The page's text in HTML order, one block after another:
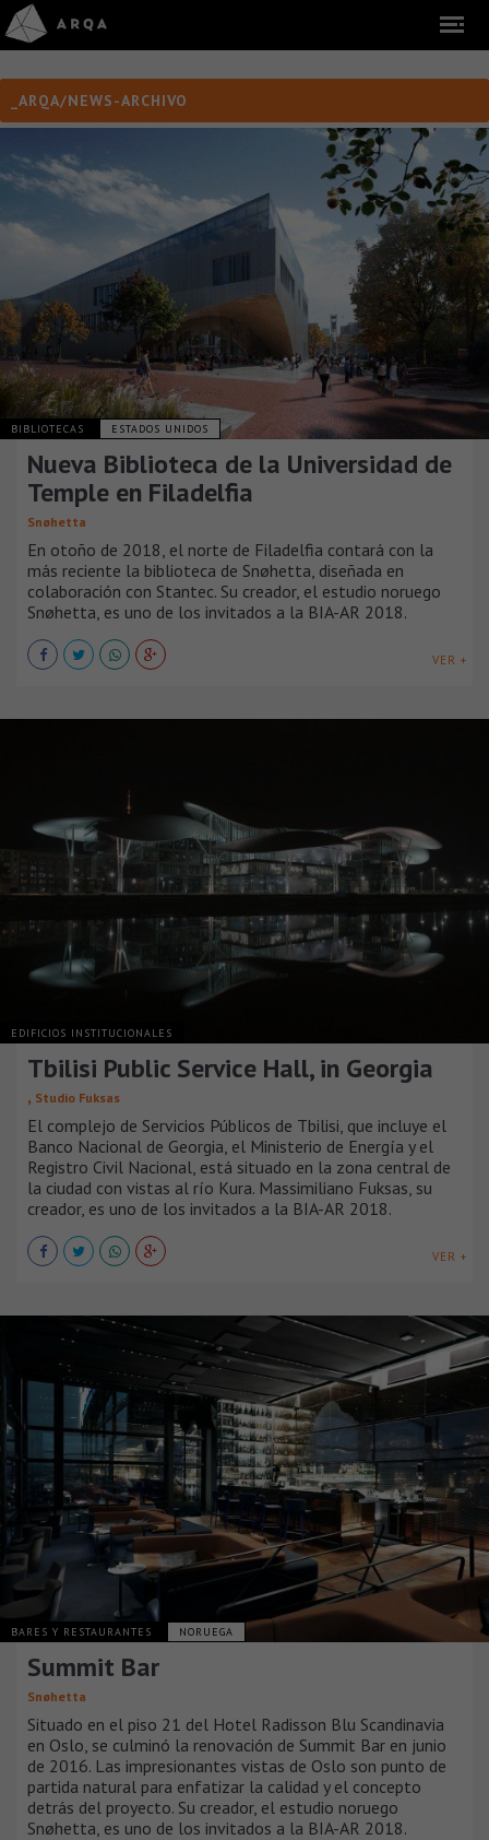
_ARQA/NEWS-ARCHIVO
BIBLIOTECAS ESTADOS UNIDOS
Nueva Biblioteca de la Universidad de
Temple en Filadelfia
Snøhetta
En otoño de 2018, el norte de Filadelfia contará con la
más reciente la biblioteca de Snøhetta, diseñada en
colaboración con Stantec. Su creador, el estudio noruego
Snøhetta, es uno de los invitados a la BIA-AR 2018.
VER +
EDIFICIOS INSTITUCIONALES
Tbilisi Public Service Hall, in Georgia
, Studio Fuksas
El complejo de Servicios Públicos de Tbilisi, que incluye el
Banco Nacional de Georgia, el Ministerio de Energía y el
Registro Civil Nacional, está situado en la zona central de
la ciudad con vistas al río Kura. Massimiliano Fuksas, su
creador, es uno de los invitados a la BIA-AR 2018.
VER +
BARES Y RESTAURANTES NORUEGA
Summit Bar
Snøhetta
Situado en el piso 21 del Hotel Radisson Blu Scandinavia
en Oslo, se culminó la renovación de Summit Bar en junio
de 2016. Las impresionantes vistas de Oslo son punto de
partida natural para enfatizar la calidad y el concepto
detrás del proyecto. Su creador, el estudio noruego
Snøhetta, es uno de los invitados a la BIA-AR 2018.